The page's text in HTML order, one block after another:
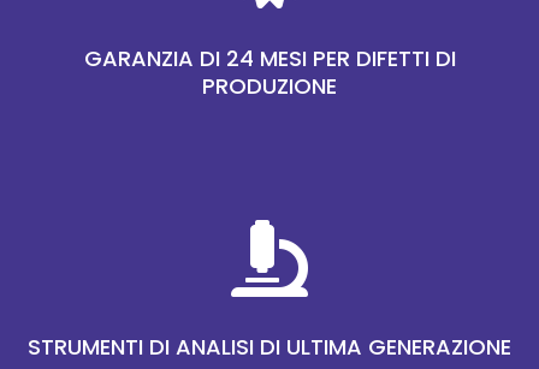
GARANZIA DI 24 MESI PER DIFETTI DI
PRODUZIONE

STRUMENTI DI ANALISI DI ULTIMA GENERAZIONE